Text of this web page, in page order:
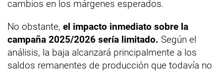
cambios en los márgenes esperados.
No obstante, el impacto inmediato sobre la
campaña 2025/2026 sería limitado. Según el
análisis, la baja alcanzará principalmente a los
saldos remanentes de producción que todavía no